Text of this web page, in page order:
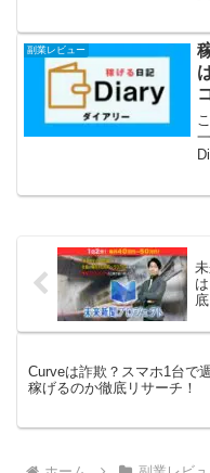
副業レビュー
Curveは詐欺？スマホ1台で
稼げるのか徹底リサーチ！